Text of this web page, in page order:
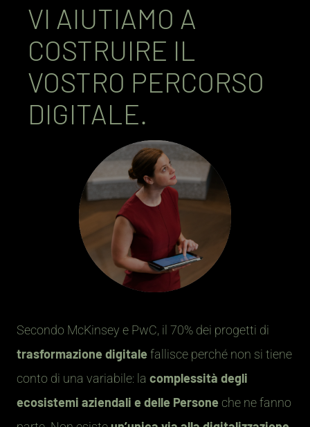
VI AIUTIAMO A
COSTRUIRE IL
VOSTRO PERCORSO
DIGITALE.
Secondo McKinsey e PwC, il 70% dei progetti di
trasformazione digitalefallisce perché non si tiene
conto di una variabile: la complessità degli
ecosistemi aziendali e delle Persone che ne fanno